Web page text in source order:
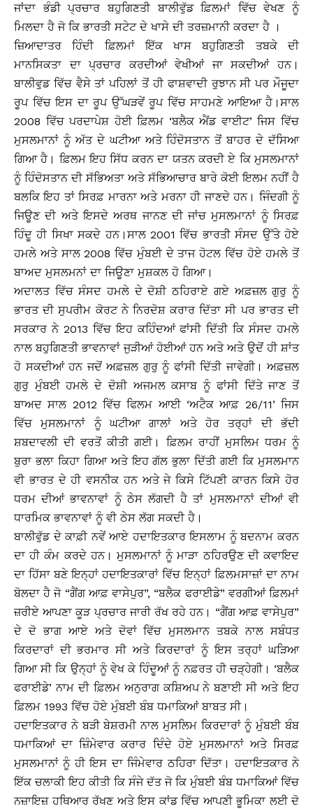
ਜਾਂਦਾ ਭੰਡੀ ਪ੍ਰਚਾਰ ਬਹੁਗਿਣਤੀ ਬਾਲੀਵੁੱਡ ਫ਼ਿਲਮਾਂ ਵਿੱਚ ਵੇਖਣ ਨੂੰ
ਮਿਲਦਾ ਹੈ ਜੋ ਕਿ ਭਾਰਤੀ ਸਟੇਟ ਦੇ ਖਾਸੇ ਦੀ ਤਰਜ਼ਮਾਨੀ ਕਰਦਾ ਹੈ ।
ਜ਼ਿਆਦਾਤਰ ਹਿੰਦੀ ਫ਼ਿਲਮਾਂ ਇੱਕ ਖਾਸ ਬਹੁਗਿਣਤੀ ਤਬਕੇ ਦੀ
ਮਾਨਸਿਕਤਾ ਦਾ ਪ੍ਰਚਾਰ ਕਰਦੀਆਂ ਵੇਖੀਆਂ ਜਾ ਸਕਦੀਆਂ ਹਨ।
ਬਾਲੀਵੁਡ ਵਿੱਚ ਵੈਸੇ ਤਾਂ ਪਹਿਲਾਂ ਤੋਂ ਹੀ ਫਾਸ਼ਵਾਦੀ ਰੁਝਾਨ ਸੀ ਪਰ ਮੌਜੂਦਾ
ਰੂਪ ਵਿੱਚ ਇਸ ਦਾ ਰੂਪ ਉੱਘੜਵੇਂ ਰੂਪ ਵਿੱਚ ਸਾਹਮਣੇ ਆਇਆ ਹੈ।ਸਾਲ
2008 ਵਿੱਚ ਪਰਦਾਪੇਸ਼ ਹੋਈ ਫ਼ਿਲਮ ‘ਬਲੈਕ ਐਂਡ ਵਾਈਟ’ ਜਿਸ ਵਿੱਚ
ਮੁਸਲਮਾਨਾਂ ਨੂੰ ਅੱਤ ਦੇ ਘਟੀਆ ਅਤੇ ਹਿੰਦੋਸਤਾਨ ਤੋਂ ਬਾਹਰ ਦੇ ਦੱਸਿਆ
ਗਿਆ ਹੈ। ਫ਼ਿਲਮ ਇਹ ਸਿੱਧ ਕਰਨ ਦਾ ਯਤਨ ਕਰਦੀ ਏ ਕਿ ਮੁਸਲਮਾਨਾਂ
ਨੂੰ ਹਿੰਦੋਸਤਾਨ ਦੀ ਸੱਭਿਅਤਾ ਅਤੇ ਸੱਭਿਆਚਾਰ ਬਾਰੇ ਕੋਈ ਇਲਮ ਨਹੀਂ ਹੈ
ਬਲਕਿ ਇਹ ਤਾਂ ਸਿਰਫ਼ ਮਾਰਨਾ ਅਤੇ ਮਰਨਾ ਹੀ ਜਾਣਦੇ ਹਨ। ਜਿੰਦਗੀ ਨੂੰ
ਜਿਊਣ ਦੀ ਅਤੇ ਇਸਦੇ ਅਰਥ ਜਾਨਣ ਦੀ ਜਾਂਚ ਮੁਸਲਮਾਨਾਂ ਨੂੰ ਸਿਰਫ਼
ਹਿੰਦੂ ਹੀ ਸਿਖਾ ਸਕਦੇ ਹਨ।ਸਾਲ 2001 ਵਿੱਚ ਭਾਰਤੀ ਸੰਸਦ ਉੱਤੇ ਹੋਏ
ਹਮਲੇ ਅਤੇ ਸਾਲ 2008 ਵਿੱਚ ਮੁੰਬਈ ਦੇ ਤਾਜ ਹੋਟਲ ਵਿੱਚ ਹੋਏ ਹਮਲੇ ਤੋਂ
ਬਾਅਦ ਮੁਸਲਮਨਾਂ ਦਾ ਜਿਊਣਾ ਮੁਸ਼ਕਲ ਹੋ ਗਿਆ।
ਅਦਾਲਤ ਵਿੱਚ ਸੰਸਦ ਹਮਲੇ ਦੇ ਦੋਸ਼ੀ ਠਹਿਰਾਏ ਗਏ ਅਫ਼ਜ਼ਲ ਗੁਰੁ ਨੂੰ
ਭਾਰਤ ਦੀ ਸੁਪਰੀਮ ਕੋਰਟ ਨੇ ਨਿਰਦੋਸ਼ ਕਰਾਰ ਦਿੱਤਾ ਸੀ ਪਰ ਭਾਰਤ ਦੀ
ਸਰਕਾਰ ਨੇ 2013 ਵਿੱਚ ਇਹ ਕਹਿੰਦਆਂ ਫਾਂਸੀ ਦਿੱਤੀ ਕਿ ਸੰਸਦ ਹਮਲੇ
ਨਾਲ ਬਹੁਗਿਣਤੀ ਭਾਵਨਾਵਾਂ ਜੁੜੀਆਂ ਹੋਈਆਂ ਹਨ ਅਤੇ ਅਤੇ ਉਦੋਂ ਹੀ ਸ਼ਾਂਤ
ਹੋ ਸਕਦੀਆਂ ਹਨ ਜਦੋਂ ਅਫ਼ਜ਼ਲ ਗੁਰੁ ਨੂੰ ਫਾਂਸੀ ਦਿੱਤੀ ਜਾਵੇਗੀ। ਅਫ਼ਜ਼ਲ
ਗੁਰੁ ਮੁੰਬਈ ਹਮਲੇ ਦੇ ਦੋਸ਼ੀ ਅਜਮਲ ਕਸਾਬ ਨੂੰ ਫਾਂਸੀ ਦਿੱਤੇ ਜਾਣ ਤੋਂ
ਬਾਅਦ ਸਾਲ 2012 ਵਿੱਚ ਫਿਲਮ ਆਈ ‘ਅਟੈਕ ਆਫ਼ 26/11’ ਜਿਸ
ਵਿੱਚ ਮੁਸਲਮਾਨਾਂ ਨੂੰ ਘਟੀਆ ਗਾਲਾਂ ਅਤੇ ਹੋਰ ਤਰ੍ਹਾਂ ਦੀ ਭੱਦੀ
ਸ਼ਬਦਾਵਲੀ ਦੀ ਵਰਤੋਂ ਕੀਤੀ ਗਈ। ਫ਼ਿਲਮ ਰਾਹੀਂ ਮੁਸਲਿਮ ਧਰਮ ਨੂੰ
ਬੁਰਾ ਭਲਾ ਕਿਹਾ ਗਿਆ ਅਤੇ ਇਹ ਗੱਲ ਭੁਲਾ ਦਿੱਤੀ ਗਈ ਕਿ ਮੁਸਲਮਾਨ
ਵੀ ਭਾਰਤ ਦੇ ਹੀ ਵਸਨੀਕ ਹਨ ਅਤੇ ਜੇ ਕਿਸੇ ਟਿੱਪਣੀ ਕਾਰਨ ਕਿਸੇ ਹੋਰ
ਧਰਮ ਦੀਆਂ ਭਾਵਨਾਵਾਂ ਨੂੰ ਠੇਸ ਲੱਗਦੀ ਹੈ ਤਾਂ ਮੁਸਲਮਾਨਾਂ ਦੀਆਂ ਵੀ
ਧਾਰਮਿਕ ਭਾਵਨਾਵਾਂ ਨੂੰ ਵੀ ਠੇਸ ਲੱਗ ਸਕਦੀ ਹੈ।
ਬਾਲੀਵੁੱਡ ਦੇ ਕਾਫ਼ੀ ਨਵੇਂ ਆਏ ਹਦਾਇਤਕਾਰ ਇਸਲਾਮ ਨੂੰ ਬਦਨਾਮ ਕਰਨ
ਦਾ ਹੀ ਕੰਮ ਕਰਦੇ ਹਨ। ਮੁਸਲਮਾਨਾਂ ਨੂੰ ਮਾੜਾ ਠਹਿਰਉਣ ਦੀ ਕਵਾਇਦ
ਦਾ ਹਿੱਸਾ ਬਣੇ ਇਨ੍ਹਾਂ ਹਦਾਇਤਕਾਰਾਂ ਵਿੱਚ ਇਨ੍ਹਾਂ ਫ਼ਿਲਮਸਾਜ਼ਾਂ ਦਾ ਨਾਮ
ਬੋਲਦਾ ਹੈ ਜੋ “ਗੈਂਗ ਆਫ਼ ਵਾਸੇਪੁਰ”, “ਬਲੈਕ ਫਰਾਈਡੇ” ਵਰਗੀਆਂ ਫ਼ਿਲਮਾਂ
ਜ਼ਰੀਏ ਆਪਣਾ ਕੂੜ ਪ੍ਰਚਾਰ ਜਾਰੀ ਰੱਖ ਰਹੇ ਹਨ। “ਗੈਂਗ ਆਫ਼ ਵਾਸੇਪੁਰ”
ਦੇ ਦੋ ਭਾਗ ਆਏ ਅਤੇ ਦੋਵਾਂ ਵਿੱਚ ਮੁਸਲਮਾਨ ਤਬਕੇ ਨਾਲ ਸਬੰਧਤ
ਕਿਰਦਾਰਾਂ ਦੀ ਭਰਮਾਰ ਸੀ ਅਤੇ ਕਿਰਦਾਰਾਂ ਨੂੰ ਇਸ ਤਰ੍ਹਾਂ ਘੜਿਆ
ਗਿਆ ਸੀ ਕਿ ਉਨ੍ਹਾਂ ਨੂੰ ਵੇਖ ਕੇ ਹਿੰਦੂਆਂ ਨੂੰ ਨਫ਼ਰਤ ਹੀ ਚੜ੍ਹੇਗੀ। ‘ਬਲੈਕ
ਫਰਾਈਡੇ’ ਨਾਮ ਦੀ ਫ਼ਿਲਮ ਅਨੁਰਾਗ ਕਸ਼ਿਅਪ ਨੇ ਬਣਾਈ ਸੀ ਅਤੇ ਇਹ
ਫ਼ਿਲਮ 1993 ਵਿੱਚ ਹੋਏ ਮੁੰਬਈ ਬੰਬ ਧਮਾਕਿਆਂ ਬਾਬਤ ਸੀ।
ਹਦਾਇਤਕਾਰ ਨੇ ਬੜੀ ਬੇਸ਼ਰਮੀ ਨਾਲ ਮੁਸਲਿਮ ਕਿਰਦਾਰਾਂ ਨੂੰ ਮੁੰਬਈ ਬੰਬ
ਧਮਾਕਿਆਂ ਦਾ ਜ਼ਿੰਮੇਵਾਰ ਕਰਾਰ ਦਿੰਦੇ ਹੋਏ ਮੁਸਲਮਾਨਾਂ ਅਤੇ ਸਿਰਫ਼
ਮੁਸਲਮਾਨਾਂ ਨੂੰ ਹੀ ਇਸ ਦਾ ਜਿੰਮੇਵਾਰ ਠਹਿਰਾ ਦਿੱਤਾ। ਹਦਾਇਤਕਾਰ ਨੇ
ਇੱਕ ਚਲਾਕੀ ਇਹ ਕੀਤੀ ਕਿ ਸੰਜੇ ਦੱਤ ਜੋ ਕਿ ਮੁੰਬਈ ਬੰਬ ਧਮਾਕਿਆਂ ਵਿੱਚ
ਨਜ਼ਾਇਜ਼ ਹਥਿਆਰ ਰੱਖਣ ਅਤੇ ਇਸ ਕਾਂਡ ਵਿੱਚ ਆਪਣੀ ਭੂਮਿਕਾ ਲਈ ਦੋ